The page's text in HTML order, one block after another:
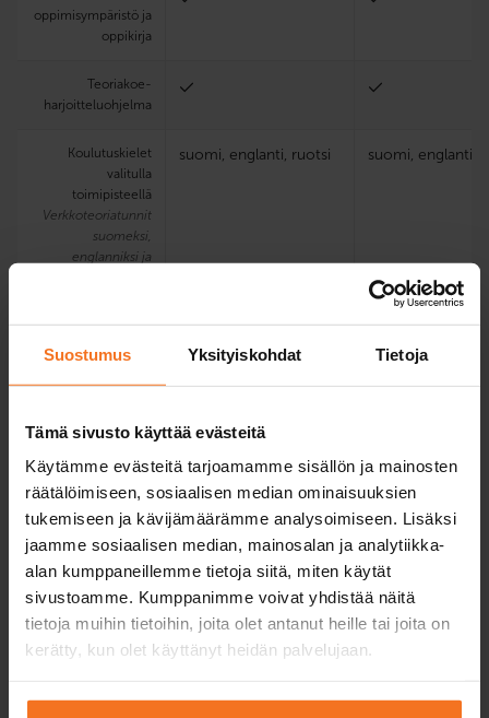
Suostumus Yksityiskohdat Tietoja
Tämä sivusto käyttää evästeitä
Käytämme evästeitä tarjoamamme sisällön ja mainosten
räätälöimiseen, sosiaalisen median ominaisuuksien
tukemiseen ja kävijämäärämme analysoimiseen. Lisäksi
jaamme sosiaalisen median, mainosalan ja analytiikka-
alan kumppaneillemme tietoja siitä, miten käytät
sivustoamme. Kumppanimme voivat yhdistää näitä
tietoja muihin tietoihin, joita olet antanut heille tai joita on
kerätty, kun olet käyttänyt heidän palvelujaan.
oppimisympäristö ja
oppikirja
Teoria­koe­
harjoittelu­ohjelma
Koulutuskielet
valitulla
toimipisteellä
Verkkoteoriatunnit
suomeksi,
englanniksi ja
suomi, englanti, ruotsi suomi, englanti,
Hinta valitulla
toimipisteellä
91 € 407 €
suosittelemme
kurssia?
koulutus, jos uskot, että
pärjäät liikenteessä ja
ajokokeessa ilman
ajotuntiharjoittelua.
ensimmäistä kertaa
kulkuvälineenä ei
vieras.
Ilmoittaudu